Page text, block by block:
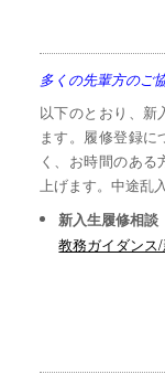
多くの先輩方のご
以下のとおり、新
ます。履修登録
く、お時間のあ
上げます。中途乱
新入生履修相
教務ガイダンス